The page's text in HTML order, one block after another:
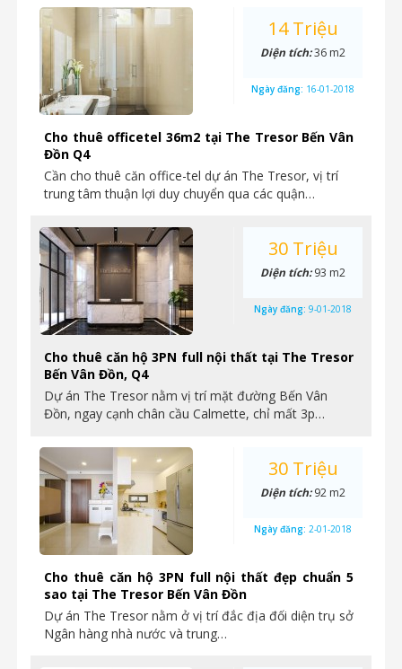
Cho thuê officetel 36m2 tại The Tresor Bến Vân
Đồn Q4
Cần cho thuê căn office-tel dự án The Tresor, vị trí
trung tâm thuận lợi duy chuyển qua các quận…
14 Triệu
Diện tích:36 m2
Ngày đăng: 16-01-2018
Cho thuê căn hộ 3PN full nội thất tại The Tresor
Bến Vân Đồn, Q4
Dự án The Tresor nằm vị trí mặt đường Bến Vân
Đồn, ngay cạnh chân cầu Calmette, chỉ mất 3p…
30 Triệu
Diện tích:93 m2
Ngày đăng: 9-01-2018
Cho thuê căn hộ 3PN full nội thất đẹp chuẩn 5
sao tại The Tresor Bến Vân Đồn
Dự án The Tresor nằm ở vị trí đắc địa đối diện trụ sở
Ngân hàng nhà nước và trung…
30 Triệu
Diện tích:92 m2
Ngày đăng: 2-01-2018